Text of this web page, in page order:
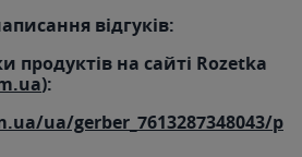
відгуків:
продуктів на сайті Rozetka
):
ua/gerber_7613287348043/p